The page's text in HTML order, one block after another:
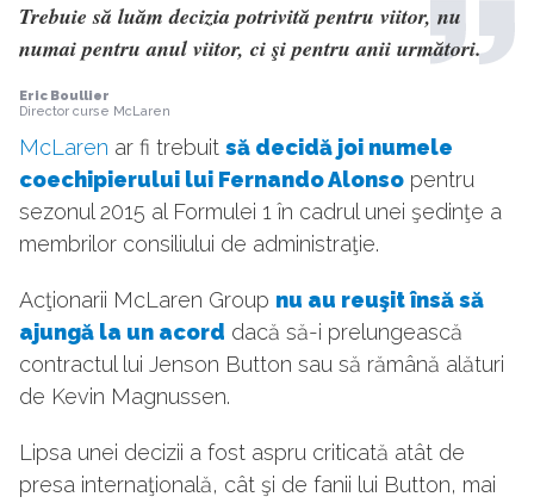
Trebuie să luăm decizia potrivită pentru viitor, nu
numai pentru anul viitor, ci şi pentru anii următori.
Eric Boullier
Director curse McLaren
McLaren ar fi trebuit să decidă joi numele
coechipierului lui Fernando Alonso pentru
sezonul 2015 al Formulei 1 în cadrul unei şedinţe a
membrilor consiliului de administraţie.
Acţionarii McLaren Group nu au reuşit însă să
ajungă la un acord dacă să-i prelungească
contractul lui Jenson Button sau să rămână alături
de Kevin Magnussen.
Lipsa unei decizii a fost aspru criticată atât de
presa internaţională, cât şi de fanii lui Button, mai